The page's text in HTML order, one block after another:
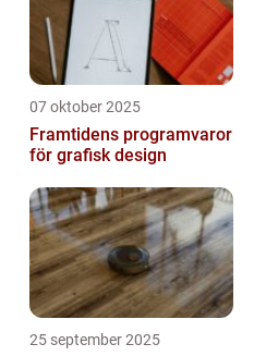
07 oktober 2025
Framtidens programvaror
för grafisk design
25 september 2025